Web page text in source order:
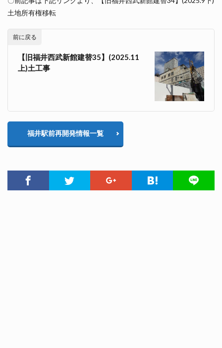
土地所有権移転
前に戻る
【旧福井西武新館建替35】(2025.11
上)土工事
福井駅前再開発情報一覧